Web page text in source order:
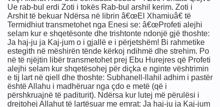
Ue rab-bul erdi Zoti i tokës Rab-bul arshil kerim. Zoti i
Arshit të bekuar Ndërsa në librin â€œEl Xhamiuâ€ të
Termidhiut transmetohet nga Enesi se: â€œProfeti alejhi
selam kur e shqetësonte dhe trishtonte ndonjë gjë thoshte:
Ja haj-ju ja Kaj-jum o i gjallë e i përjetshëm! Bi rahmetike
estegith në mëshirën tënde kërkoj ndihmë dhe strehim. Po
në të njëjtin libër transmetohet prej Ebu Hurejres që Profeti
alejhi selam kur shqetësohej për diçka e nginte vështrimin
e tij lart në qiell dhe thoshte: Subhanell-llahil adhim i pastër
është Allahu i madhëruar nga çdo e metë (që i
përshkruajnë të paditurit). Ndërsa kur lutej më përulësi i
drejtohej Allahut të lartësuar me emrat: Ja haj-ju ja Kaj-jum